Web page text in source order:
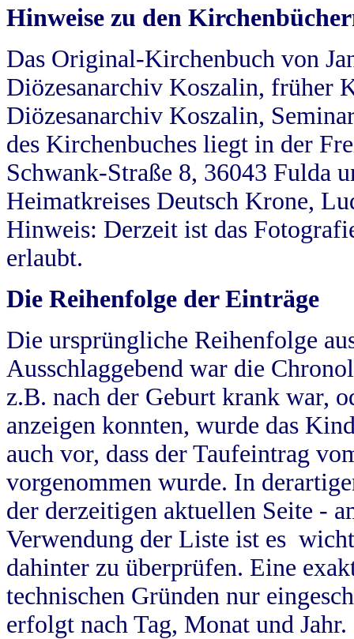
Hinweise zu den
Das Original-Kirchenbuch von
Diözesanarchiv Koszalin, früher
Diözesanarchiv Koszalin,
des Kirchenbuches liegt in der
Schwank-Straße 8, 36043 Fulda
Heimatkreises Deutsch Krone,
Hinweis: Derzeit ist das
erlaubt.
Die Reihenfolge der Einträge
Die ursprüngliche Reihenfolge
Ausschlaggebend war die
z.B. nach der Geburt krank war,
anzeigen konnten, wurde das
auch vor, dass der Taufeintrag
vorgenommen wurde. In
der derzeitigen aktuellen Seite -
Verwendung der Liste ist es
dahinter zu überprüfen. Eine
technischen Gründen nur
erfolgt nach Tag, Monat und Jahr.